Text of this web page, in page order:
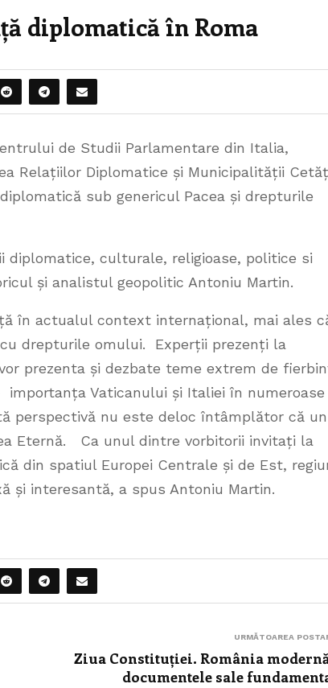
diplomatică în Roma
de Studii Parlamentare din Italia,
Relațiilor Diplomatice și Municipalității
sub genericul Pacea și drepturile
culturale, religioase, politice si
și analistul geopolitic Antoniu Martin.
în actualul context internațional, mai ales
drepturile omului. Experții prezenți la
prezenta și dezbate teme extrem de
Vaticanului și Italiei în numeroase
perspectivă nu este deloc întâmplător că un
Eternă. Ca unul dintre vorbitorii invitați la
din spatiul Europei Centrale și de Est,
și interesantă, a spus Antoniu Martin.
URMĂTOAREA
Ziua Constituției. România
documentele sale